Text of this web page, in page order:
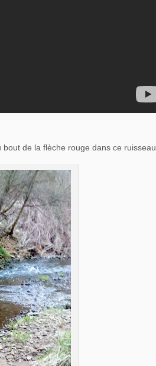
bout de la flèche rouge dans ce ruisseau